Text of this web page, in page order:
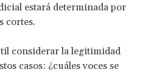
estará determinada por
cortes.
considerar la legitimidad
casos: ¿cuáles voces se